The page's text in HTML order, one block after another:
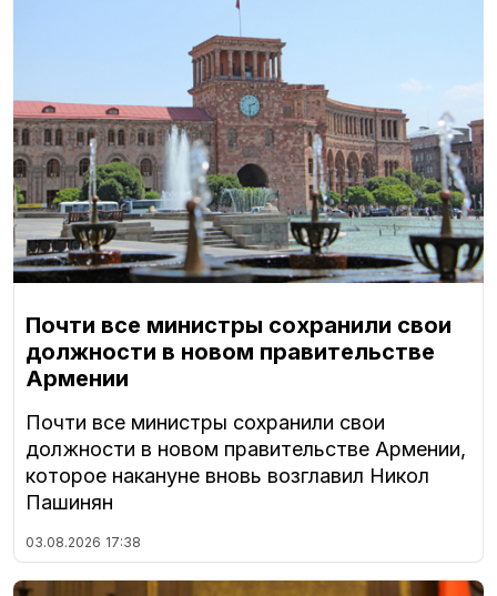
Почти все министры сохранили свои
должности в новом правительстве
Армении
Почти все министры сохранили свои
должности в новом правительстве Армении,
которое накануне вновь возглавил Никол
Пашинян
03.08.2026 17:38